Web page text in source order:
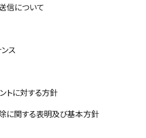
信について
ス
トに対する方針
に関する表明及び基本方針